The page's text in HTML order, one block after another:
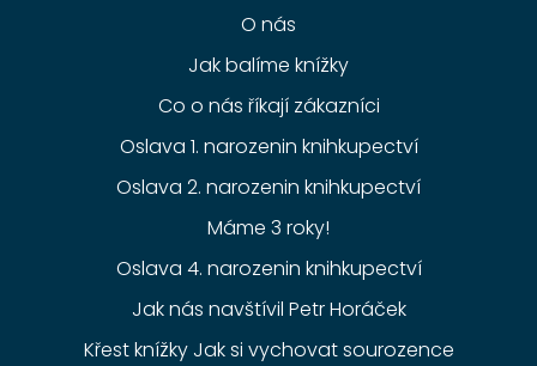
O nás
Jak balíme knížky
Co o nás říkají zákazníci
Oslava 1. narozenin knihkupectví
Oslava 2. narozenin knihkupectví
Máme 3 roky!
Oslava 4. narozenin knihkupectví
Jak nás navštívil Petr Horáček
Křest knížky Jak si vychovat sourozence